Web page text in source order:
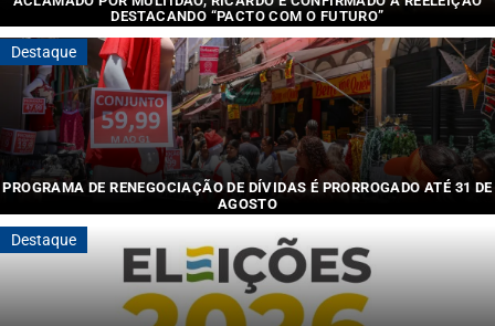
DESTACANDO “PACTO COM O FUTURO”
MDB....
Destaque
PROGRAMA DE RENEGOCIAÇÃO DE DÍVIDAS É PRORROGADO ATÉ 31 DE
AGOSTO
Medida....
Destaque